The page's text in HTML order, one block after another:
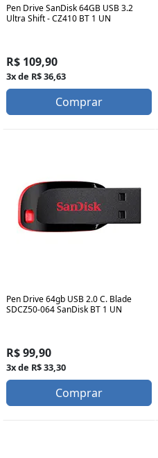
Pen Drive SanDisk 64GB USB 3.2
Ultra Shift - CZ410 BT 1 UN
R$ 109,90
3x de R$ 36,63
Comprar
Pen Drive 64gb USB 2.0 C. Blade
SDCZ50-064 SanDisk BT 1 UN
R$ 99,90
3x de R$ 33,30
Comprar